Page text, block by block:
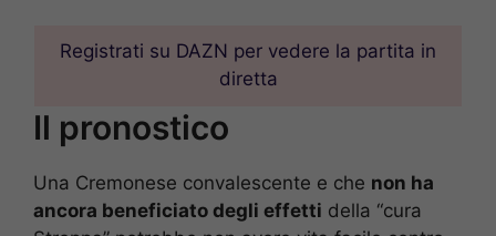
Registrati su DAZN per vedere la partita in
diretta
Il pronostico
Una Cremonese convalescente e che non ha
ancora beneficiato degli effetti della “cura